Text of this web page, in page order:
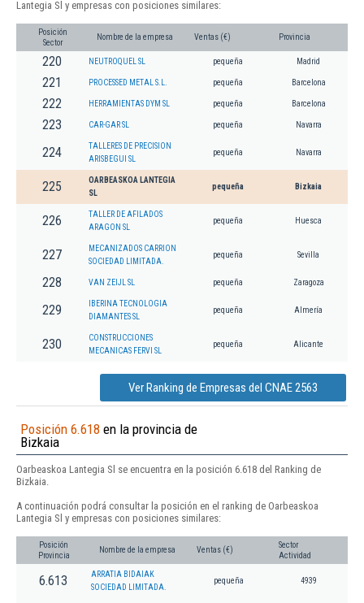
Lantegia Sl y empresas con posiciones similares:
Posición
Sector
Nombre de la empresa Ventas (€) Provincia
220 NEUTROQUEL SL pequeña Madrid
221 PROCESSED METAL S.L. pequeña Barcelona
222 HERRAMIENTAS DYM SL pequeña Barcelona
223 CAR-GAR SL pequeña Navarra
224
TALLERES DE PRECISION
ARISBEGUI SL
pequeña Navarra
225
OARBEASKOA LANTEGIA
SL
pequeña Bizkaia
226
TALLER DE AFILADOS
ARAGON SL
pequeña Huesca
227
MECANIZADOS CARRION
SOCIEDAD LIMITADA.
pequeña Sevilla
228 VAN ZEIJL SL pequeña Zaragoza
229
IBERINA TECNOLOGIA
DIAMANTES SL
pequeña Almería
230
CONSTRUCCIONES
MECANICAS FERVI SL
pequeña Alicante
Ver Ranking de Empresas del CNAE 2563
Posición 6.618 en la provincia de
Bizkaia
Oarbeaskoa Lantegia Sl se encuentra en la posición 6.618 del Ranking de
Bizkaia.
A continuación podrá consultar la posición en el ranking de Oarbeaskoa
Lantegia Sl y empresas con posiciones similares:
Posición
Provincia
Nombre de la empresa Ventas (€)
Sector
Actividad
6.613
ARRATIA BIDAIAK
SOCIEDAD LIMITADA.
pequeña 4939